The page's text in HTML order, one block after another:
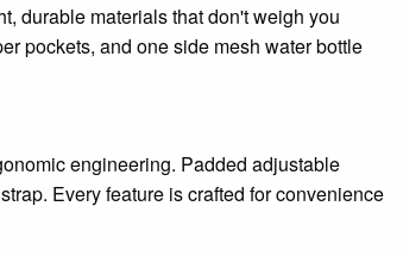
durable materials that don't weigh you
pockets, and one side mesh water bottle
engineering. Padded adjustable
Every feature is crafted for convenience